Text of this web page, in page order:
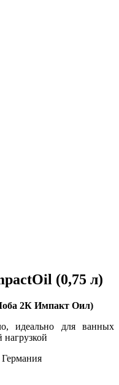
(0,75 л)
2К Импакт Оил)
идеально для ванных